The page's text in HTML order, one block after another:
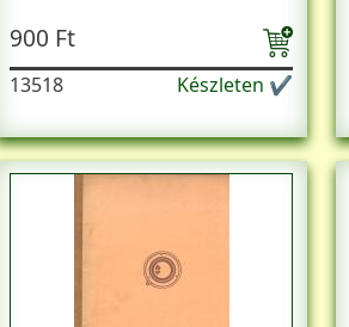
900 Ft
13518 Készleten ✔